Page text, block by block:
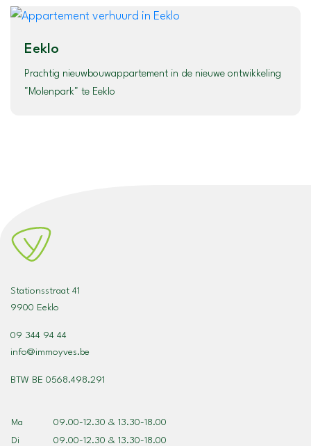
Eeklo
Prachtig nieuwbouwappartement in de nieuwe ontwikkeling
"Molenpark" te Eeklo
Stationsstraat 41
9900 Eeklo
09 344 94 44
info@immoyves.be
BTW BE 0568.498.291
Ma
09.00-12.30 & 13.30-18.00
Di
09.00-12.30 & 13.30-18.00